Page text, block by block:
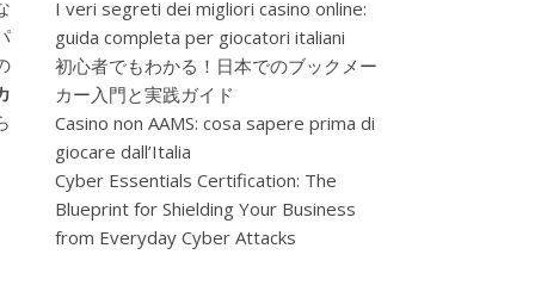
I veri segreti dei migliori casino online:
guida completa per giocatori italiani
初心者でもわかる！日本でのブックメー
カー入門と実践ガイド
Casino non AAMS: cosa sapere prima di
giocare dall’Italia
Cyber Essentials Certification: The
Blueprint for Shielding Your Business
from Everyday Cyber Attacks